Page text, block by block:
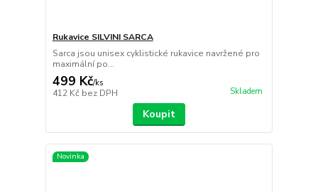
Rukavice SILVINI SARCA
Sarca jsou unisex cyklistické rukavice navržené pro
maximální po...
499 Kč/ks
412 Kč bez DPH Skladem
Koupit
Novinka